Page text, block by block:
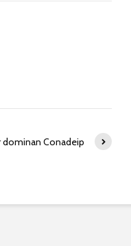
dominan Conadeip